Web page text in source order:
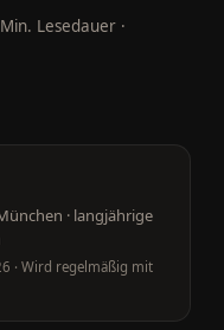
Lesedauer ·
· langjährige
· Wird regelmäßig mit